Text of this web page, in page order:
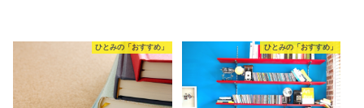
ひとみの「おすすめ」 ひとみの「おすすめ」